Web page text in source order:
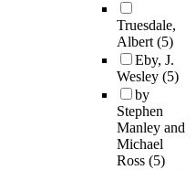
Truesdale,
Albert(5)
Eby, J.
Wesley (5)
by
Stephen
Manley and
Michael
Ross (5)